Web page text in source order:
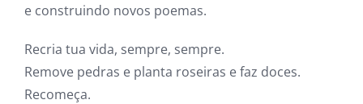
e construindo novos poemas.
Recria tua vida, sempre, sempre.
Remove pedras e planta roseiras e faz doces.
Recomeça.